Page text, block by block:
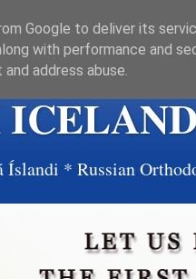
* Russian
Google to deliver its
with performance and
address abuse.